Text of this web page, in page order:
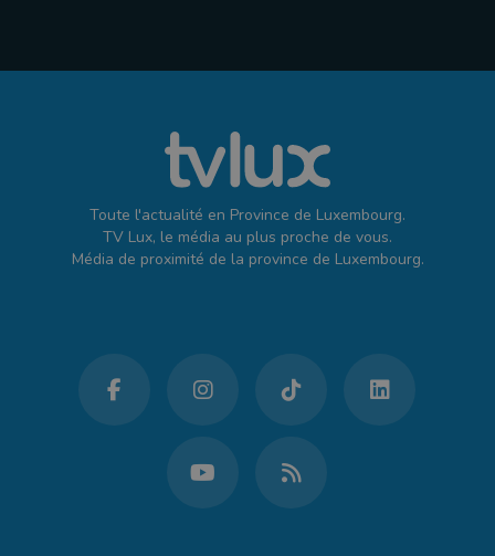
Toute l'actualité en Province de Luxembourg.
TV Lux, le média au plus proche de vous.
Média de proximité de la province de Luxembourg.